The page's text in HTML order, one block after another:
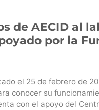
de AECID al
por la
el 25 de febrero de
conocer su
con el apoyo del